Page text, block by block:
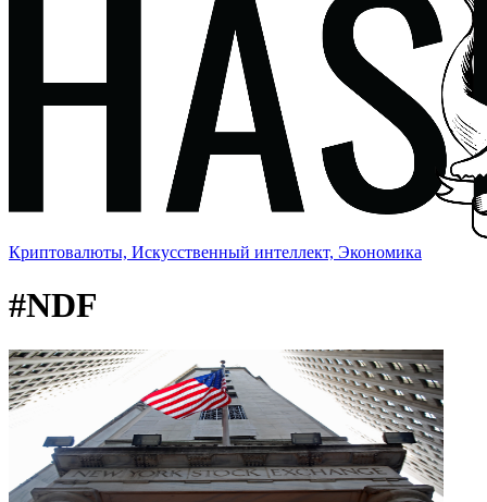
Криптовалюты, Искусственный интеллект, Экономика
#NDF